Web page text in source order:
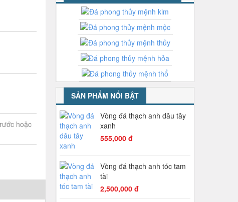
hoặc
SẢN PHẨM NỔI BẬT
Vòng đá thạch anh dâu tây
xanh
555,000 đ
Vòng đá thạch anh tóc tam
tài
2,500,000 đ